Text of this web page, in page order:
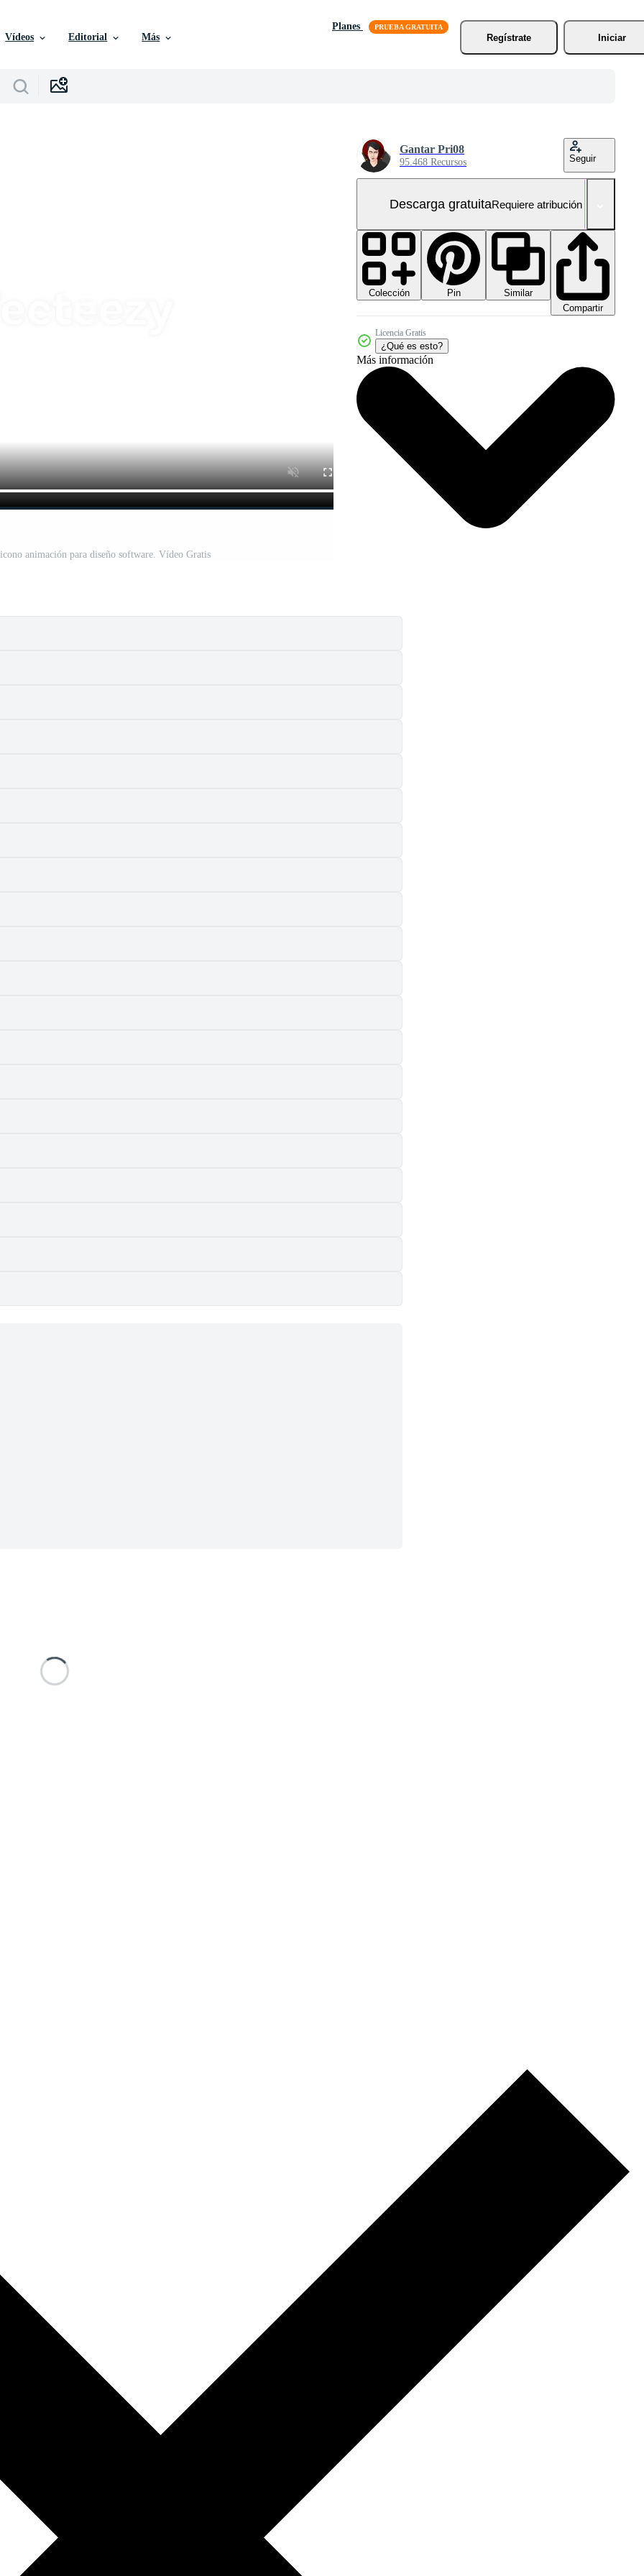
Vídeos Editorial Más
Planes
Regístrate
Iniciar
animación para diseño software. Vídeo Gratis
Gantar Pri08
95.468 Recursos Seguir
Descarga gratuitaRequiere atribución
Colección Pin
Similar
Compartir
Licencia Gratis
¿Qué es esto?
Más información